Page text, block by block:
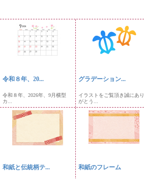
令和８年、20...
令和８年、2026年、9月横型
カ...
グラデーション...
イラストをご覧頂き誠にあり
がとう...
和紙と伝統柄テ... 和紙のフレーム